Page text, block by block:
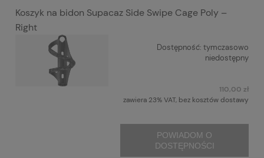
Koszyk na bidon Supacaz Side Swipe Cage Poly –
Right
Dostępność: tymczasowo
niedostępny
110,00 zł
zawiera 23% VAT, bez kosztów dostawy
POWIADOM O
DOSTĘPNOŚCI